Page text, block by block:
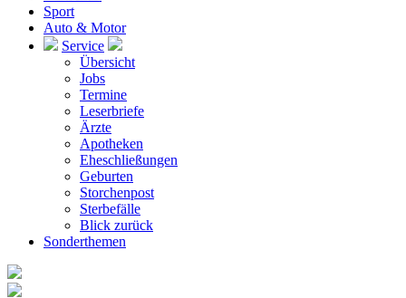
Sport
Auto & Motor
Service
Übersicht
Jobs
Termine
Leserbriefe
Ärzte
Apotheken
Eheschließungen
Geburten
Storchenpost
Sterbefälle
Blick zurück
Sonderthemen